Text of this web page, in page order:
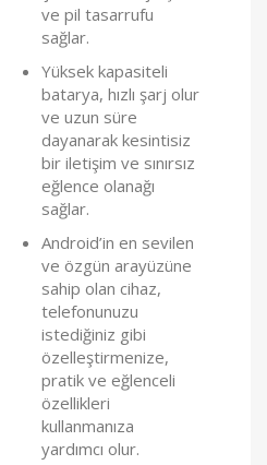
ve pil tasarrufu
sağlar.
Yüksek kapasiteli
batarya, hızlı şarj olur
ve uzun süre
dayanarak kesintisiz
bir iletişim ve sınırsız
eğlence olanağı
sağlar.
Android’in en sevilen
ve özgün arayüzüne
sahip olan cihaz,
telefonunuzu
istediğiniz gibi
özelleştirmenize,
pratik ve eğlenceli
özellikleri
kullanmanıza
yardımcı olur.